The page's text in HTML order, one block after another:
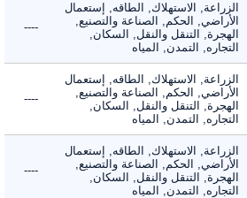
الزراعة, الاستهلاك, الطاقه, إستعمال
الأراضي, الحكم, الصناعة والتصنيع,
الهجرة, التنقل والنقل, السكان,
التجاره, التمدن, المياه
----
الزراعة, الاستهلاك, الطاقه, إستعمال
الأراضي, الحكم, الصناعة والتصنيع,
الهجرة, التنقل والنقل, السكان,
التجاره, التمدن, المياه
----
الزراعة, الاستهلاك, الطاقه, إستعمال
الأراضي, الحكم, الصناعة والتصنيع,
الهجرة, التنقل والنقل, السكان,
التجاره, التمدن, المياه
----